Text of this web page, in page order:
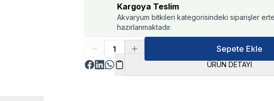
Kargoya Teslim
Akvaryum bitkileri kategorisindeki siparişler
hazırlanmaktadır.
Sepete Ekle
ÜRÜN DETAYI